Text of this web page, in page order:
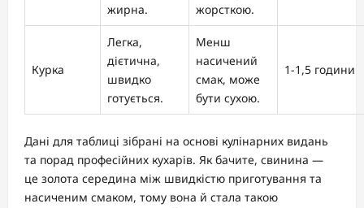
жирна.
жорсткою.
Курка
Легка,
дієтична,
швидко
готується.
Менш
насичений
смак, може
бути сухою.
1-1,5 години
Дані для таблиці зібрані на основі кулінарних видань
та порад професійних кухарів. Як бачите, свинина —
це золота середина між швидкістю приготування та
насиченим смаком, тому вона й стала такою